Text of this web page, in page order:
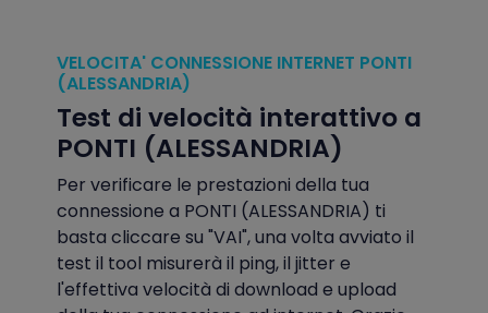
VELOCITA' CONNESSIONE INTERNET PONTI
(ALESSANDRIA)
Test di velocità interattivo a
PONTI (ALESSANDRIA)
Per verificare le prestazioni della tua
connessione a PONTI (ALESSANDRIA) ti
basta cliccare su "VAI", una volta avviato il
test il tool misurerà il ping, il jitter e
l'effettiva velocità di download e upload